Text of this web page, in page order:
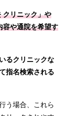
クリニック」や
容や通院を希望す
るクリニックな
指名検索される
う場合、これら